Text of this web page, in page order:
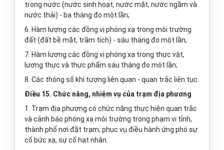
trong nước (nước sinh hoạt, nước mặt, nước ngầm và
nước thải) - ba tháng đo một lần;
6. Hàm lượng các đồng vị phóng xạ trong môi trường
đất (đất bề mặt, trầm tích) - sáu tháng đo một lần;
7. Hàm lượng các đồng vị phóng xạ trong thực vật,
lương thực và thực phẩm sáu tháng đo một lần;
8. Các thông số khí tượng liên quan - quan trắc liên tục.
Điều 15. Chức năng, nhiệm vụ của trạm địa phương
1. Trạm địa phương có chức năng thực hiện quan trắc
và cảnh báo phóng xạ môi trường trong phạm vi tỉnh,
thành phố nơi đặt trạm; phục vụ điều hành ứng phó sự
cố bức xạ, sự cố hạt nhân.